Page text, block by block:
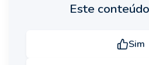
Este
Sim